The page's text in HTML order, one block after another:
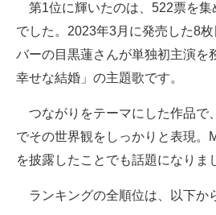
第1位に輝いたのは、522票を集
でした。2023年3月に発売した8
バーの目黒蓮さんが単独初主演を
幸せな結婚」の主題歌です。
つながりをテーマにした作品で
でその世界観をしっかりと表現。
を披露したことでも話題になりま
ランキングの全順位は、以下か